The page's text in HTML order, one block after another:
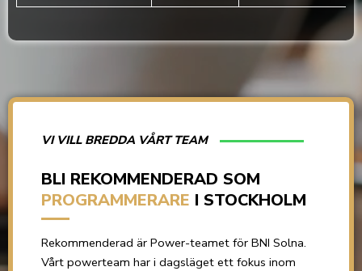
VI VILL BREDDA VÅRT TEAM
BLI REKOMMENDERAD SOM
PROGRAMMERARE I STOCKHOLM
Rekommenderad är Power-teamet för BNI Solna.
Vårt powerteam har i dagsläget ett fokus inom